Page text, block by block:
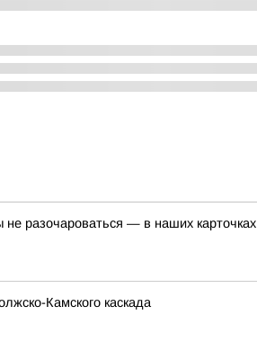
разочароваться — в наших карточках
Камского каскада